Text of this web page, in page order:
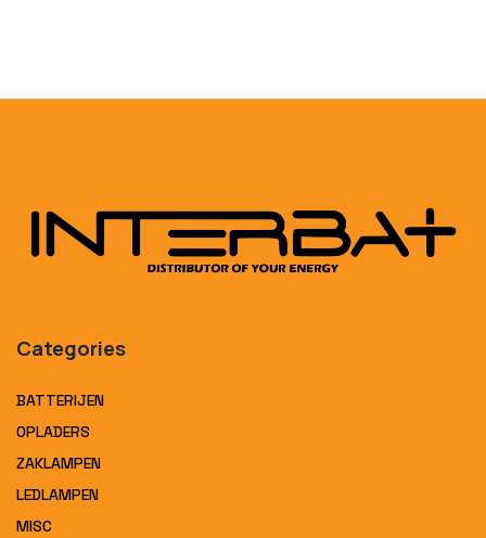
Categories
BATTERIJEN
OPLADERS
ZAKLAMPEN
LEDLAMPEN
MISC